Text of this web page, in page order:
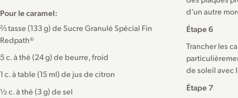
Pour le caramel:
⅔ tasse (133 g) de Sucre Granulé Spécial Fin
Redpath®
5 c. à thé (24 g) de beurre, froid
1 c. à table (15 ml) de jus de citron
½ c. à thé (3 g) de sel
d’un autre
Étape 6
Trancher les
de soleil avec
Étape 7